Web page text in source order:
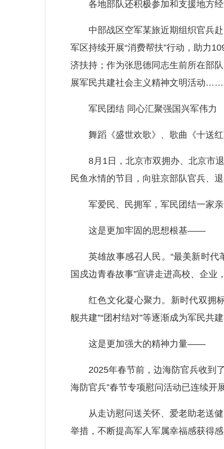
各地部队还积极参加和支援地方
中部战区空军某旅近期组织官兵赴
军区持续开展“消费帮扶”行动，助力
济扶持；作为张思德同志生前所在部
展军民共建社会主义精神文明活动……
军民团结 同心汇聚强国兴军伟力
舞蹈《盛世欢歌》、歌曲《十送红
8月1日，北京市双拥办、北京市退
民鱼水情的节目，向驻京部队官兵、
军爱民、民拥军，军民团结一家亲
这是更加牢固的思想根基——
英雄故事感召人民。“最美新时代革
国戍边青春故事”宣讲走进高校、企业
红色文化凝心聚力。新时代双拥标
舰共建”“团村结对”等逐渐成为军民共
这是更加强大的精神力量——
2025年春节前，边海防官兵收到了
海防官兵”春节专项慰问活动已连续开
从走访慰问送关怀、爱老助老送健
举措，不断提高军人军属幸福感获得